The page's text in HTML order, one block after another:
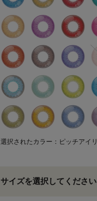
選択されたカラー：ピッチアイ
サイズを選択してください